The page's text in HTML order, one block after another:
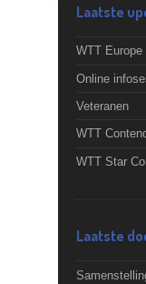
Laatste
WTT
Online
Veteranen
WTT
WTT Star
Laatste